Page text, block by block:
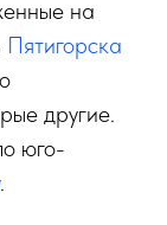
на
Пятигорска
другие.
юго-
.